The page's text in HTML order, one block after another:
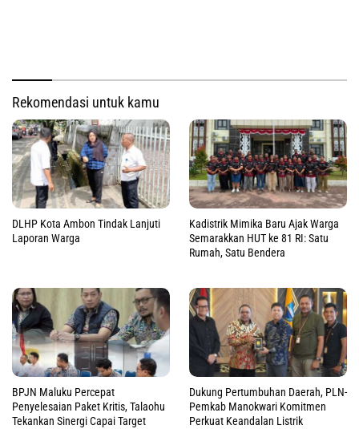
Rekomendasi untuk kamu
DLHP Kota Ambon Tindak Lanjuti
Laporan Warga
Kadistrik Mimika Baru Ajak Warga
Semarakkan HUT ke 81 RI: Satu
Rumah, Satu Bendera
BPJN Maluku Percepat
Penyelesaian Paket Kritis, Talaohu
Tekankan Sinergi Capai Target
Dukung Pertumbuhan Daerah, PLN-
Pemkab Manokwari Komitmen
Perkuat Keandalan Listrik